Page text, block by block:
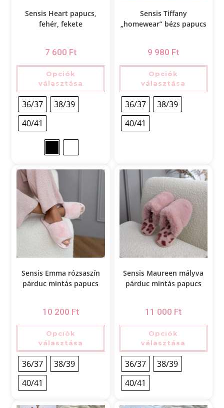
Sensis Heart papucs,
fehér, fekete
7 600 Ft
Opciók
választása
36/37
38/39
40/41
Sensis Tiffany
„homewear” bézs papucs
9 980 Ft
Opciók
választása
36/37
38/39
40/41
Sensis Emma rózsaszín
párduc mintás papucs
10 200 Ft
Opciók
választása
36/37
38/39
40/41
Sensis Maureen mályva
párduc mintás papucs
11 000 Ft
Opciók
választása
36/37
38/39
40/41